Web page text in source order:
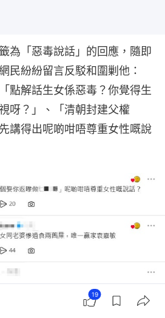
為「惡毒說話」的回應，隨即
民紛紛留言反駁和圍剿他：
點解話生女係惡毒？你覺得生
呀？」、「清朝封建父權
講得出呢啲咁唔尊重女性嘅說
19